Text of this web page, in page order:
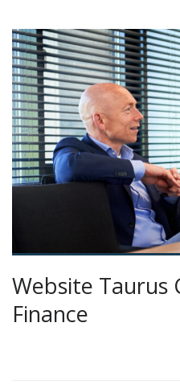
Website Taurus
Finance